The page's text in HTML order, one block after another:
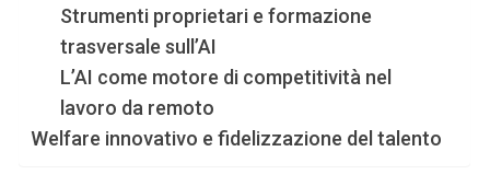
Strumenti proprietari e formazione
trasversale sull’AI
L’AI come motore di competitività nel
lavoro da remoto
Welfare innovativo e fidelizzazione del talento